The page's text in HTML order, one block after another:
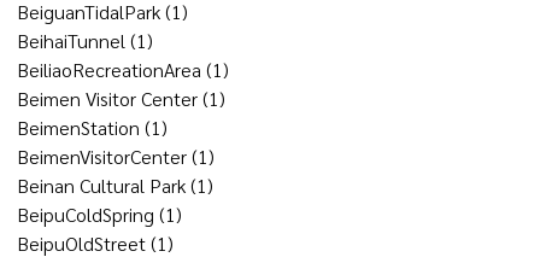
BeiguanTidalPark(1)
BeihaiTunnel (1)
BeiliaoRecreationArea (1)
Beimen Visitor Center(1)
BeimenStation (1)
BeimenVisitorCenter(1)
Beinan Cultural Park(1)
BeipuColdSpring (1)
BeipuOldStreet(1)